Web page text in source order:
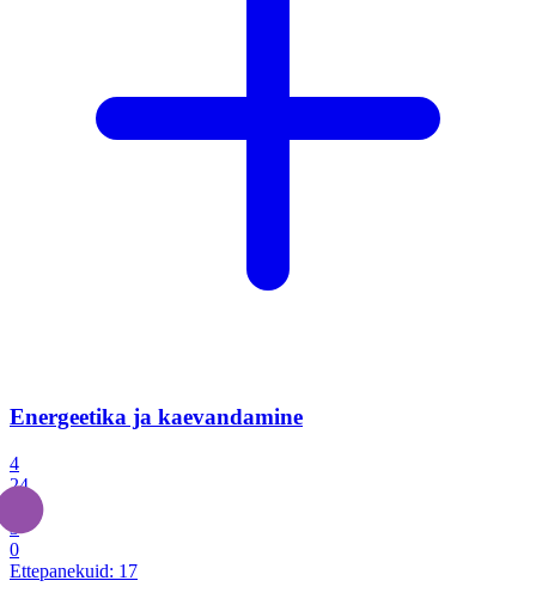
Energeetika ja kaevandamine
4
24
3
0
Ettepanekuid: 17